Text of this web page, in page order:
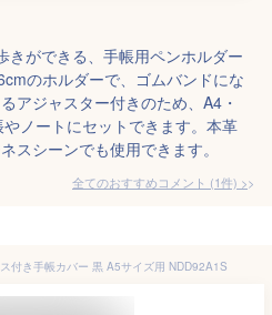
きができる、手帳用ペンホルダー
のホルダーで、ゴムバンドにな
アジャスター付きのため、A4・
ノートにセットできます。本革
スシーンでも使用できます。
全てのおすすめコメント (1件) >
付き手帳カバー 黒 A5サイズ用 NDD92A1S